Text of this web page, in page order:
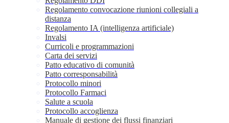
Regolamento convocazione riunioni collegiali a
distanza
Regolamento IA (intelligenza artificiale)
Invalsi
Curricoli e programmazioni
Carta dei servizi
Patto educativo di comunità
Patto corresponsabilità
Protocollo minori
Protocollo Farmaci
Salute a scuola
Protocollo accoglienza
Manuale di gestione dei flussi finanziari